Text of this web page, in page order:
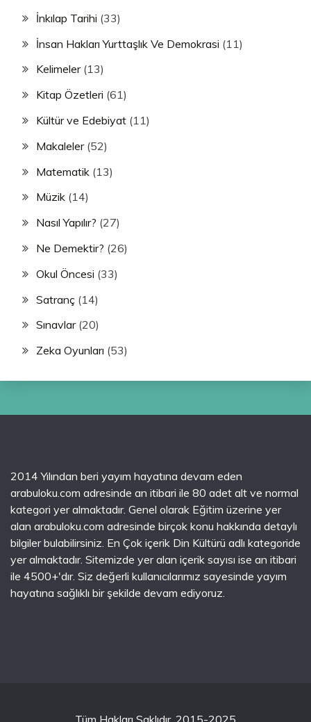
İnkılap Tarihi (33)
İnsan Hakları Yurttaşlık Ve Demokrasi (11)
Kelimeler(13)
Kitap Özetleri (61)
Kültür ve Edebiyat (11)
Makaleler(52)
Matematik (13)
Müzik (14)
Nasıl Yapılır? (27)
Ne Demektir? (26)
Okul Öncesi (33)
Satranç (14)
Sınavlar(20)
Zeka Oyunları (53)
2014 Yılından beri yayım hayatına devam eden
arabuloku.com adresinde an itibari ile 80 adet alt ve normal
kategori yer almaktadır. Genel olarak Eğitim üzerine yer
alan arabuloku.com adresinde birçok konu hakkında detaylı
bilgiler bulabilirsiniz. En Çok içerik Din Kültürü adlı kategoride
yer almaktadır. Sitemizde yer alan içerik sayısı ise an itibari
ile 4500+'dır. Siz değerli kullanıcılarımız sayesinde yayım
hayatına sağlıklı bir şekilde devam ediyoruz.
Tüm Hakları Saklıdır. 2015-2025